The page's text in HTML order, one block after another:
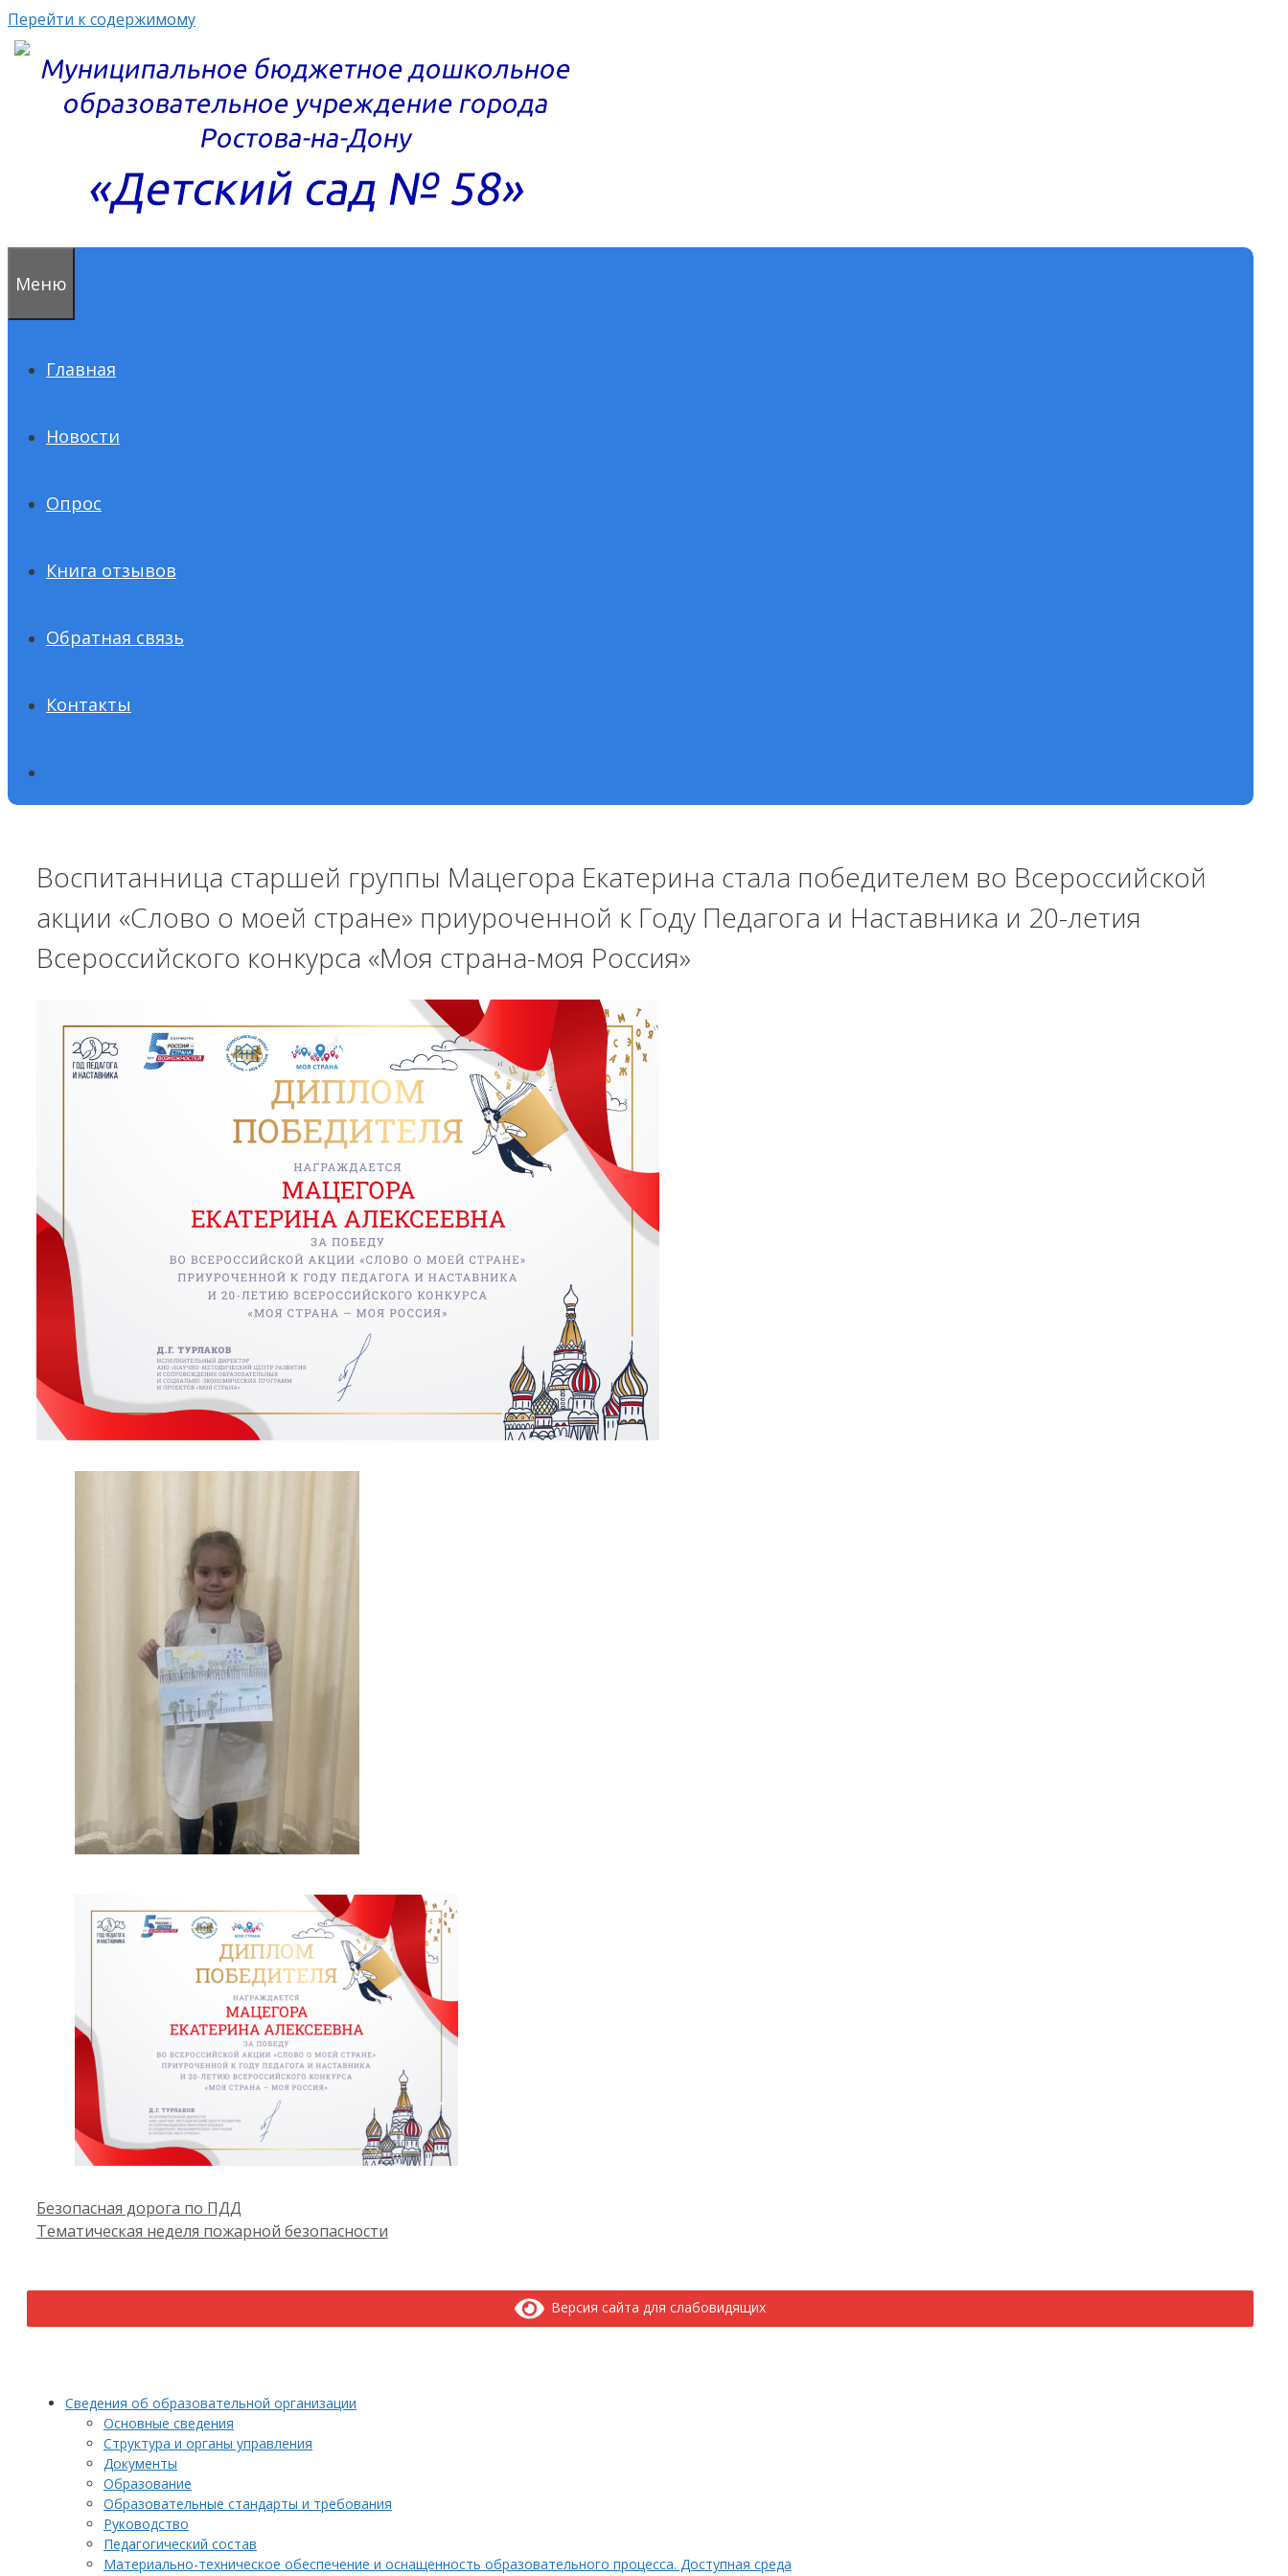
Перейти к содержимому
Меню
Главная
Новости
Опрос
Книга отзывов
Обратная связь
Контакты
Воспитанница старшей группы Мацегора Екатерина стала победителем во Всероссийской
акции «Слово о моей стране» приуроченной к Году Педагога и Наставника и 20-летия
Всероссийского конкурса «Моя страна-моя Россия»
Безопасная дорога по ПДД
Тематическая неделя пожарной безопасности
Версия сайта для слабовидящих
Сведения об образовательной организации
Основные сведения
Структура и органы управления
Документы
Образование
Образовательные стандарты и требования
Руководство
Педагогический состав
Материально-техническое обеспечение и оснащенность образовательного процесса. Доступная среда